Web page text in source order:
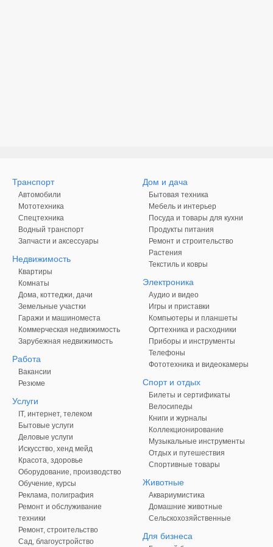
Транспорт
Автомобили
Мототехника
Спецтехника
Водный транспорт
Запчасти и аксессуары
Недвижимость
Квартиры
Комнаты
Дома, коттеджи, дачи
Земельные участки
Гаражи и машиноместа
Коммерческая недвижимость
Зарубежная недвижимость
Работа
Вакансии
Резюме
Услуги
IT, интернет, телеком
Бытовые услуги
Деловые услуги
Искусство, хенд мейд
Красота, здоровье
Оборудование, производство
Обучение, курсы
Реклама, полиграфия
Ремонт и обслуживание
техники
Ремонт, строительство
Сад, благоустройство
Дом и дача
Бытовая техника
Мебель и интерьер
Посуда и товары для кухни
Продукты питания
Ремонт и строительство
Растения
Текстиль и ковры
Электроника
Аудио и видео
Игры и приставки
Компьютеры и планшеты
Оргтехника и расходники
Приборы и инструменты
Телефоны
Фототехника и видеокамеры
Спорт и отдых
Билеты и сертификаты
Велосипеды
Книги и журналы
Коллекционирование
Музыкальные инструменты
Отдых и путешествия
Спортивные товары
Животные
Аквариумистика
Домашние животные
Сельскохозяйственные
Для бизнеса